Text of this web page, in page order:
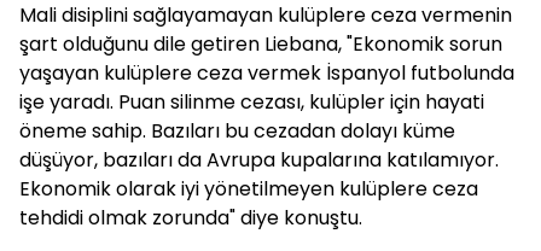
Mali disiplini sağlayamayan kulüplere ceza vermenin
şart olduğunu dile getiren Liebana, "Ekonomik sorun
yaşayan kulüplere ceza vermek İspanyol futbolunda
işe yaradı. Puan silinme cezası, kulüpler için hayati
öneme sahip. Bazıları bu cezadan dolayı küme
düşüyor, bazıları da Avrupa kupalarına katılamıyor.
Ekonomik olarak iyi yönetilmeyen kulüplere ceza
tehdidi olmak zorunda" diye konuştu.